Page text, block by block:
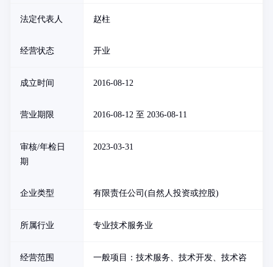
法定代表人 赵柱
经营状态 开业
成立时间 2016-08-12
营业期限 2016-08-12 至 2036-08-11
审核/年检日
期
2023-03-31
企业类型 有限责任公司(自然人投资或控股)
所属行业 专业技术服务业
经营范围
一般项目：技术服务、技术开发、技术咨